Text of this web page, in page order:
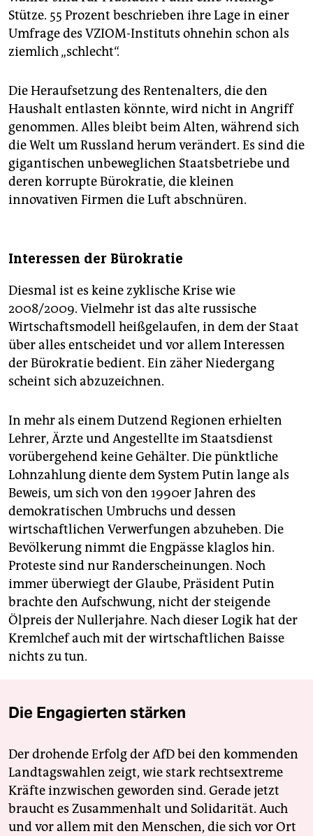
Stütze. 55 Prozent beschrieben ihre Lage in einer
Umfrage des VZIOM-Instituts ohnehin schon als
ziemlich „schlecht“.
Die Heraufsetzung des Rentenalters, die den
Haushalt entlasten könnte, wird nicht in Angriff
genommen. Alles bleibt beim Alten, während sich
die Welt um Russland herum verändert. Es sind die
gigantischen unbeweglichen Staatsbetriebe und
deren korrupte Bürokratie, die kleinen
innovativen Firmen die Luft abschnüren.
Interessen der Bürokratie
Diesmal ist es keine zyklische Krise wie
2008/2009. Vielmehr ist das alte russische
Wirtschaftsmodell heißgelaufen, in dem der Staat
über alles entscheidet und vor allem Interessen
der Bürokratie bedient. Ein zäher Niedergang
scheint sich abzuzeichnen.
In mehr als einem Dutzend Regionen erhielten
Lehrer, Ärzte und Angestellte im Staatsdienst
vorübergehend keine Gehälter. Die pünktliche
Lohnzahlung diente dem System Putin lange als
Beweis, um sich von den 1990er Jahren des
demokratischen Umbruchs und dessen
wirtschaftlichen Verwerfungen abzuheben. Die
Bevölkerung nimmt die Engpässe klaglos hin.
Proteste sind nur Randerscheinungen. Noch
immer überwiegt der Glaube, Präsident Putin
brachte den Aufschwung, nicht der steigende
Ölpreis der Nullerjahre. Nach dieser Logik hat der
Kremlchef auch mit der wirtschaftlichen Baisse
nichts zu tun.
Die Engagierten stärken
Der drohende Erfolg der AfD bei den kommenden
Landtagswahlen zeigt, wie stark rechtsextreme
Kräfte inzwischen geworden sind. Gerade jetzt
braucht es Zusammenhalt und Solidarität. Auch
und vor allem mit den Menschen, die sich vor Ort